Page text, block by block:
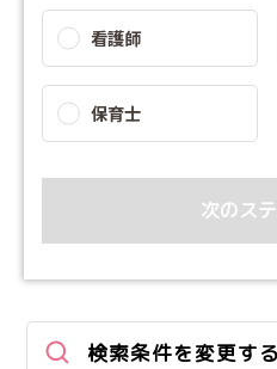
看護師
保育士
次のス
検索条件を変更する